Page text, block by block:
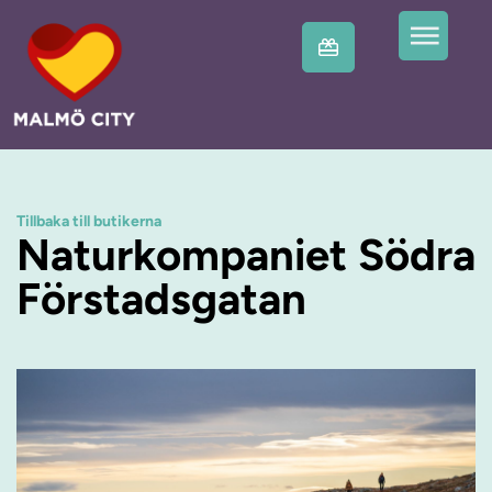
Tillbaka till butikerna
Naturkompaniet Södra
Förstadsgatan